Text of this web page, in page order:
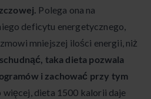
Polega ona na
deficytu energetycznego,
mniejszej ilości energii, niż
taka dieta pozwala
i zachować przy tym
więcej, dieta 1500 kalorii daje